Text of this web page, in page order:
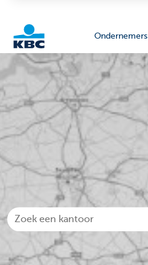
Ondernemers
Ondernemers